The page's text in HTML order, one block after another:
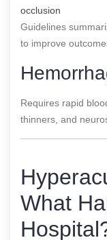
occlusion
Guidelines
to improve
Requires rapid
thinners, and
What